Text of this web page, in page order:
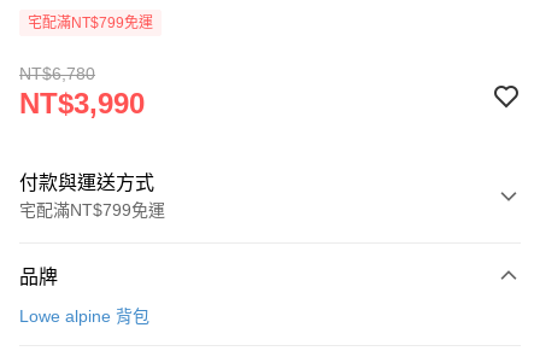
宅配滿NT$799免運
NT$6,780
NT$3,990
付款與運送方式
宅配滿NT$799免運
信用卡一次付款
品牌
Lowe alpine 背包